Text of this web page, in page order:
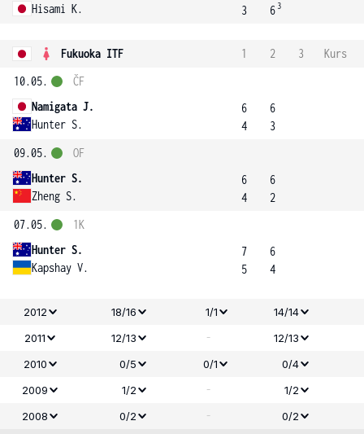
Hisami K.
3
6 3
Fukuoka ITF 1 2 3
Kurs
10.05.
Namigata J.
Hunter S.
ČF
6
4
6
3
09.05.
Hunter S.
Zheng S.
OF
6
4
6
2
07.05.
Hunter S.
Kapshay V.
1K
7
5
6
4
2012 18/16 1/1
14/14
2011
12/13 -
12/13
2010
0/5 0/1
0/4
2009
1/2 -
1/2
2008
0/2 - 0/2